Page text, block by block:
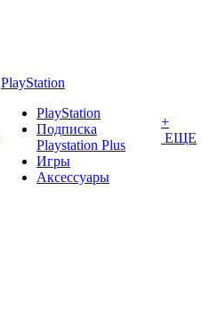
PlayStation
PlayStation
Подписка
Playstation Plus
Игры
Аксессуары
+
ЕЩЕ